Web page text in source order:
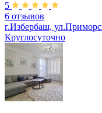
5
6 отзывов
г.Избербаш,
Круглосуточно